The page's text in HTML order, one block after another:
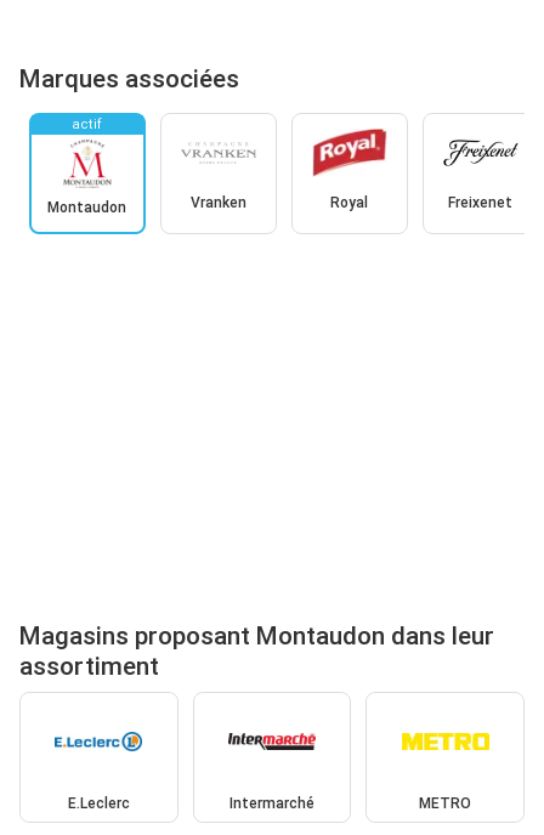
Marques associées
actif
Montaudon Vranken Royal Freixenet
Magasins proposant Montaudon dans leur
assortiment
E.Leclerc Intermarché METRO